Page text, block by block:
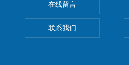
在线留言
联系我们